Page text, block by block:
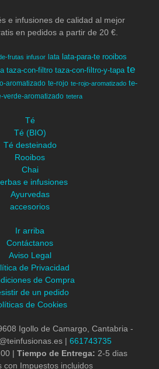
e infusiones de calidad al mejor
en pedidos a partir de 20 €.
frutas infusor lata lata-para-te rooibos
taza-con-filtro taza-con-filtro-y-tapa te
aromatizado te-rojo te-rojo-aromatizado te-
verde-aromatizado tetera
Té
Té (BIO)
Té desteinado
Rooibos
Chai
e infusiones
Ayurvedas
accesorios
Ir arriba
Contáctanos
Aviso Legal
de Privacidad
de Compra
de un pedido
de Cookies
Igollo de Camargo, Cantabria -
| 661743735
| Tiempo de Entrega: 2-5 dias
con Impuestos incluidos